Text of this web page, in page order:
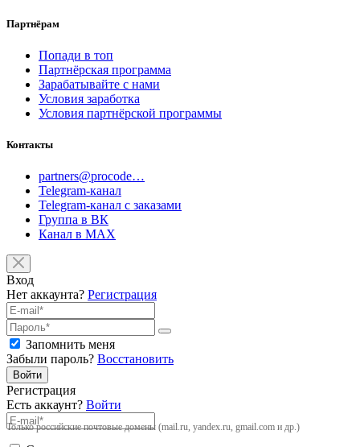
Партнёрам
Попади в топ
Партнёрская программа
Зарабатывайте с нами
Условия заработка
Условия партнёрской программы
Контакты
partners@procode…
Telegram-канал
Telegram-канал с заказами
Группа в ВК
Канал в MAX
Вход
Нет аккаунта? Регистрация
Запомнить меня
Забыли пароль? Восстановить
Войти
Регистрация
Есть аккаунт? Войти
Только российские почтовые домены (mail.ru, yandex.ru, gmail.com и др.)